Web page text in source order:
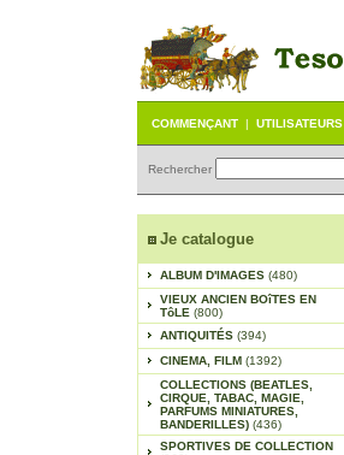
COMMENÇANT | UTILISATEURS
Rechercher
Je catalogue
ALBUM D'IMAGES (480)
VIEUX ANCIEN BOîTES EN
TôLE (800)
ANTIQUITÉS (394)
CINEMA, FILM (1392)
COLLECTIONS (BEATLES,
CIRQUE, TABAC, MAGIE,
PARFUMS MINIATURES,
BANDERILLES) (436)
SPORTIVES DE COLLECTION